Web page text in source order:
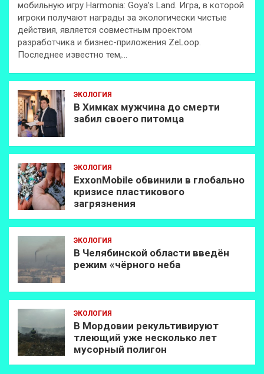
мобильную игру Harmonia: Goya’s Land. Игра, в которой
игроки получают награды за экологически чистые
действия, является совместным проектом
разработчика и бизнес-приложения ZeLoop.
Последнее известно тем,…
ЭКОЛОГИЯ
В Химках мужчина до смерти
забил своего питомца
ЭКОЛОГИЯ
ExxonMobilе обвинили в глобально
кризисе пластикового
загрязнения
ЭКОЛОГИЯ
В Челябинской области введён
режим «чёрного неба
ЭКОЛОГИЯ
В Мордовии рекультивируют
тлеющий уже несколько лет
мусорный полигон